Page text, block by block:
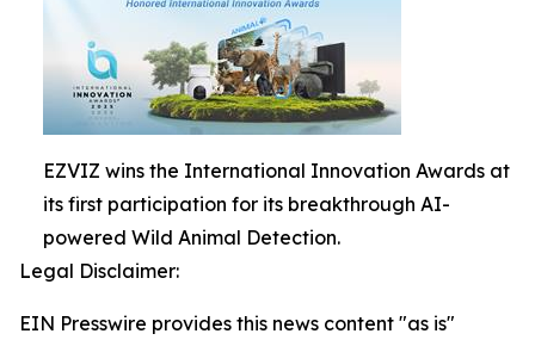
EZVIZ wins the International Innovation Awards at
its first participation for its breakthrough AI-
powered Wild Animal Detection.
Legal Disclaimer:
EIN Presswire provides this news content "as is"